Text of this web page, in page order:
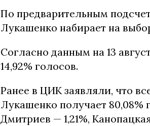
По предварительным
Лукашенко набирает на
Согласно данным на 13
14,92% голосов.
Ранее в ЦИК заявляли, что
Лукашенко получает 80,08%
Дмитриев — 1,21%,